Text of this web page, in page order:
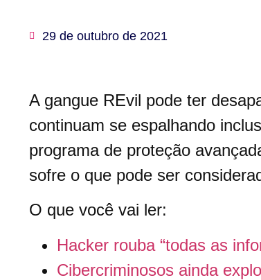
29 de outubro de 2021
A gangue REvil pode ter
continuam se espalhando
programa de proteção
sofre o que pode ser
O que você vai ler:
Hacker rouba “todas as
Cibercriminosos ainda